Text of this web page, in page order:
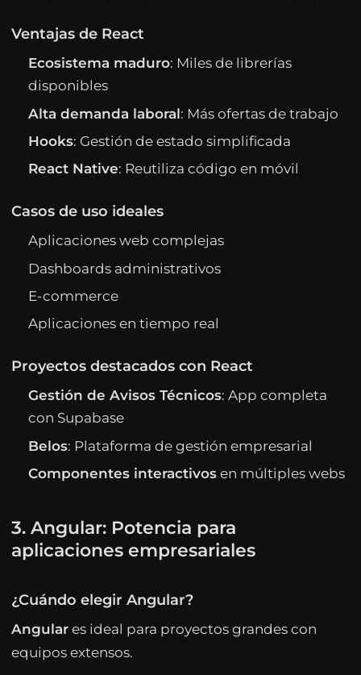
Ventajas de React
Ecosistema maduro: Miles de librerías
disponibles
Alta demanda laboral: Más ofertas de trabajo
Hooks: Gestión de estado simplificada
React Native: Reutiliza código en móvil
Casos de uso ideales
Aplicaciones web complejas
Dashboards administrativos
E-commerce
Aplicaciones en tiempo real
Proyectos destacados con React
Gestión de Avisos Técnicos: App completa
con Supabase
Belos: Plataforma de gestión empresarial
Componentes interactivos en múltiples webs
3. Angular: Potencia para
aplicaciones empresariales
¿Cuándo elegir Angular?
Angulares ideal para proyectos grandes con
equipos extensos.